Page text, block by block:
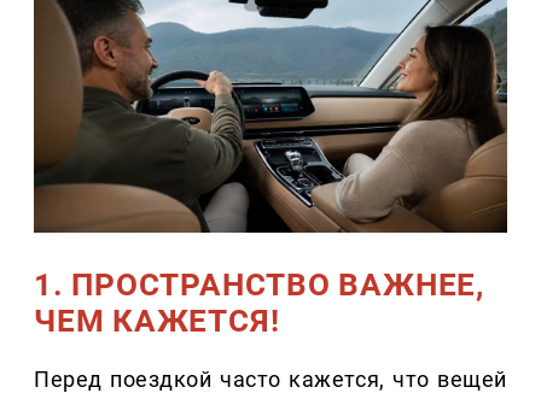
1. ПРОСТРАНСТВО ВАЖНЕЕ,
ЧЕМ КАЖЕТСЯ!
Перед поездкой часто кажется, что вещей